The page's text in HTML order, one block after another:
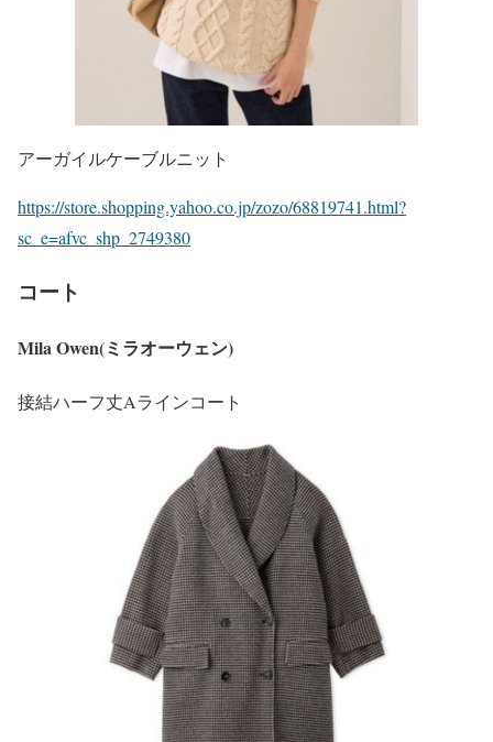
アーガイルケーブルニット
https://store.shopping.yahoo.co.jp/zozo/68819741.html?
sc_e=afvc_shp_2749380
コート
Mila Owen(ミラオーウェン)
接結ハーフ丈Aラインコート